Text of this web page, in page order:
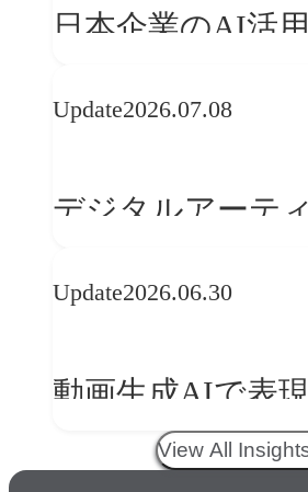
日本企業のAI活
レンドに見る「
Update2026.07.08
デジタルアーテ
ークフロー設計
Update2026.06.30
動画生成AIで表
する？映像ディ
View All